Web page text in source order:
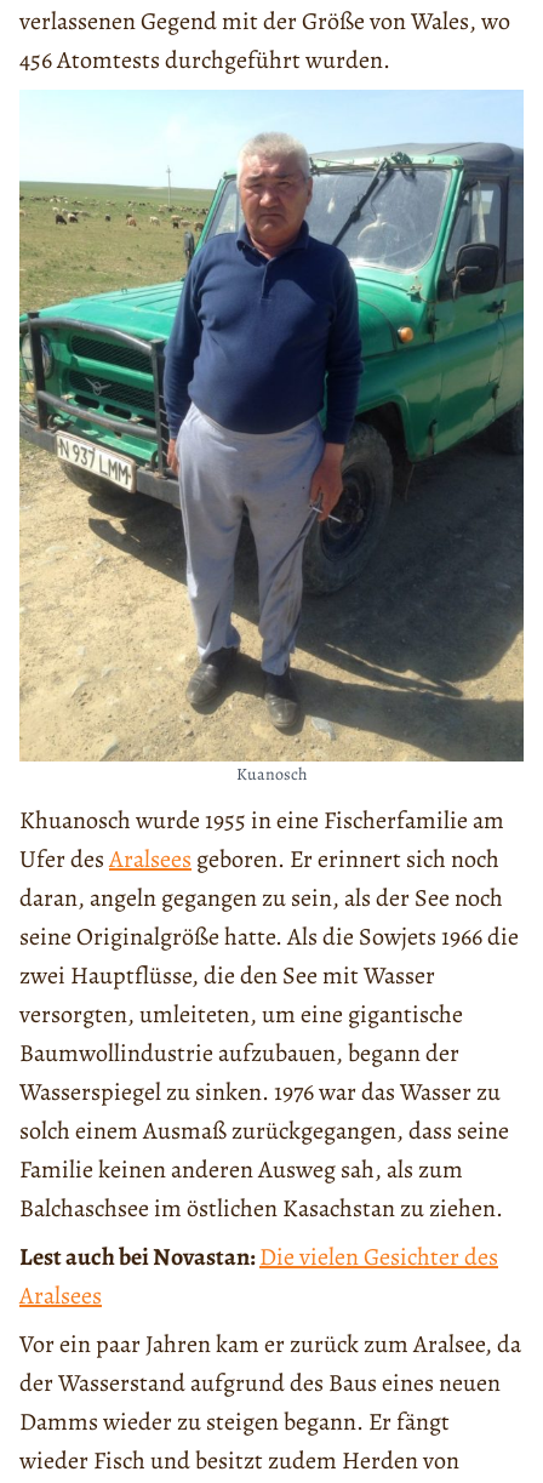
verlassenen Gegend mit der Größe von Wales, wo
456 Atomtests durchgeführt wurden.
Kuanosch
Khuanosch wurde 1955 in eine Fischerfamilie am
Ufer desAralsees geboren. Er erinnert sich noch
daran, angeln gegangen zu sein, als der See noch
seine Originalgröße hatte. Als die Sowjets 1966 die
zwei Hauptflüsse, die den See mit Wasser
versorgten, umleiteten, um eine gigantische
Baumwollindustrie aufzubauen, begann der
Wasserspiegel zu sinken. 1976 war das Wasser zu
solch einem Ausmaß zurückgegangen, dass seine
Familie keinen anderen Ausweg sah, als zum
Balchaschsee im östlichen Kasachstan zu ziehen.
Lest auch bei Novastan:Die vielen Gesichter des
Aralsees
Vor ein paar Jahren kam er zurück zum Aralsee, da
der Wasserstand aufgrund des Baus eines neuen
Damms wieder zu steigen begann. Er fängt
wieder Fisch und besitzt zudem Herden von